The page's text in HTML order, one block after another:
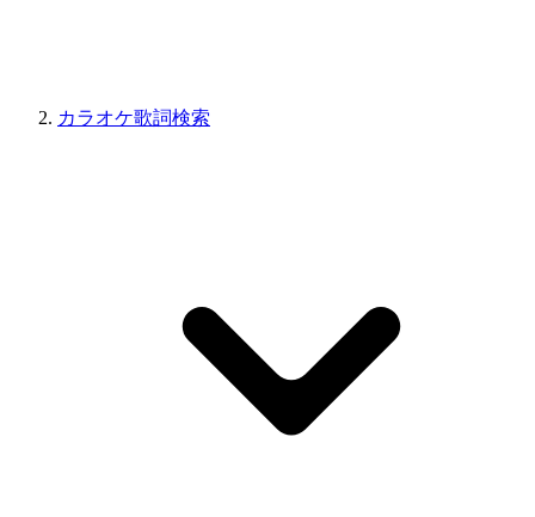
カラオケ歌詞検索